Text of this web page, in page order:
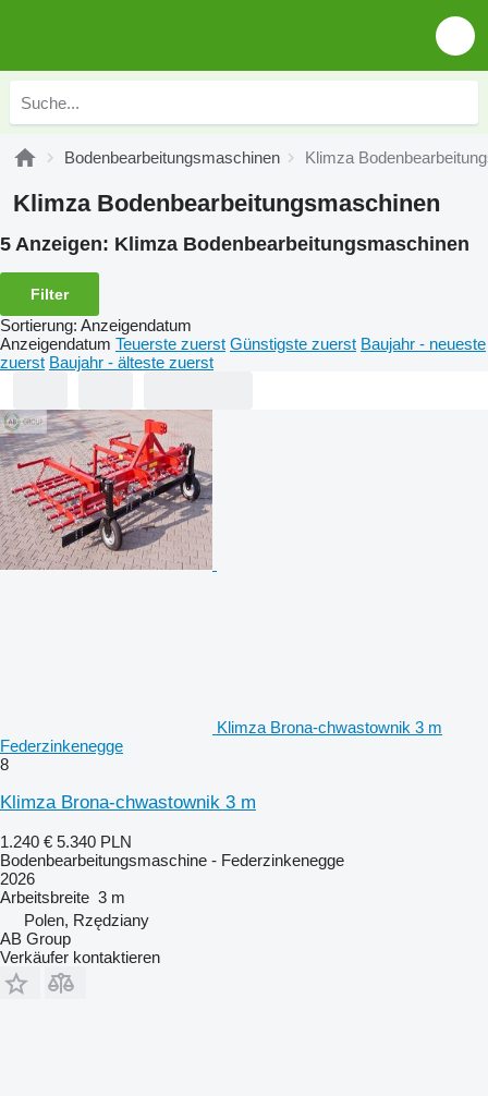
Bodenbearbeitungsmaschinen Klimza
Klimza Bodenbearbeitungsmaschinen
5 Anzeigen: Klimza Bodenbearbeitungsmaschinen
Filter
Sortierung: Anzeigendatum
Anzeigendatum Teuerste zuerst Günstigste zuerst Baujahr - neueste
zuerst Baujahr - älteste zuerst
Klimza Brona-chwastownik 3 m
Federzinkenegge
8
Klimza Brona-chwastownik 3 m
1.240 € 5.340 PLN
Bodenbearbeitungsmaschine - Federzinkenegge
2026
Arbeitsbreite 3 m
Polen, Rzędziany
AB Group
Verkäufer kontaktieren